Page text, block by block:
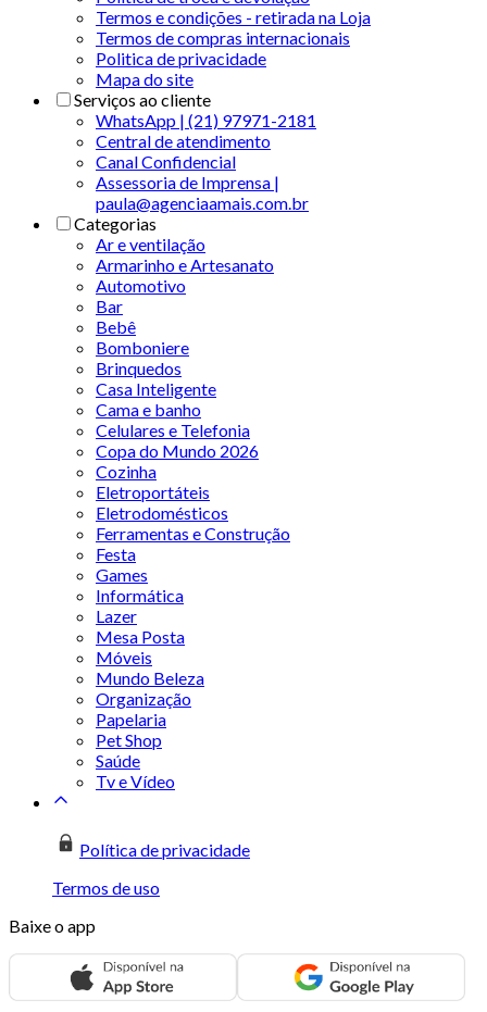
Termos e condições - retirada na Loja
Termos de compras internacionais
Politica de privacidade
Mapa do site
Serviços ao cliente
WhatsApp | (21) 97971-2181
Central de atendimento
Canal Confidencial
Assessoria de Imprensa |
paula@agenciaamais.com.br
Categorias
Ar e ventilação
Armarinho e Artesanato
Automotivo
Bar
Bebê
Bomboniere
Brinquedos
Casa Inteligente
Cama e banho
Celulares e Telefonia
Copa do Mundo 2026
Cozinha
Eletroportáteis
Eletrodomésticos
Ferramentas e Construção
Festa
Games
Informática
Lazer
Mesa Posta
Móveis
Mundo Beleza
Organização
Papelaria
Pet Shop
Saúde
Tv e Vídeo
Política de privacidade
Termos de uso
Baixe o app